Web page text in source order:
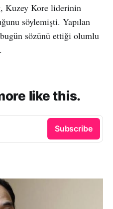
Kuzey Kore liderinin
söylemişti. Yapılan
sözünü ettiği olumlu
like this.
Subscribe